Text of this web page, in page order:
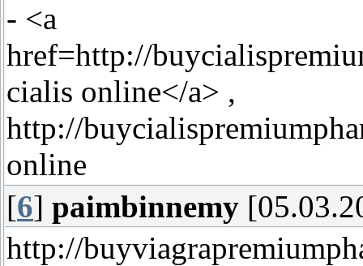
- <a
href=http://
cialis online</a> ,
http://
online
[6] paimbinnemy
http://